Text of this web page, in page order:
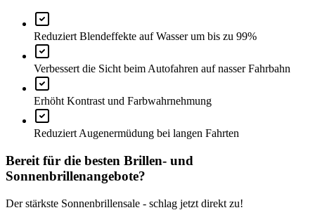
Reduziert Blendeffekte auf Wasser um bis zu 99%
Verbessert die Sicht beim Autofahren auf nasser Fahrbahn
Erhöht Kontrast und Farbwahrnehmung
Reduziert Augenermüdung bei langen Fahrten
Bereit für die besten Brillen- und
Sonnenbrillenangebote?
Der stärkste Sonnenbrillensale - schlag jetzt direkt zu!